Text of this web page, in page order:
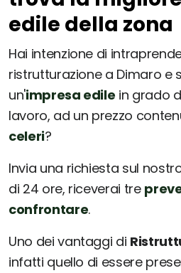
edile della zona
Hai intenzione di
ristrutturazione a Dimaro e
un'impresa edile in grado
lavoro, ad un prezzo
celeri?
Invia una richiesta sul
di 24 ore, riceverai tre
confrontare.
Uno dei vantaggi di
infatti quello di essere